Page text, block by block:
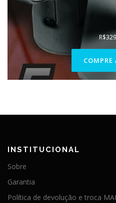
R$
COMPRE
INSTITUCIONAL
Sobre
Garantia
Política de devolução e troca